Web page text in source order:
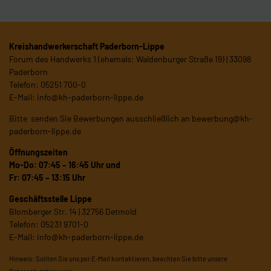
Kreishandwerkerschaft Paderborn-Lippe
Forum des Handwerks 1 (ehemals: Waldenburger Straße 19) | 33098
Paderborn
Telefon: 05251 700-0
E-Mail: info@kh-paderborn-lippe.de
Bitte senden Sie Bewerbungen ausschließlich an bewerbung@kh-
paderborn-lippe.de
Öffnungszeiten
Mo-Do: 07:45 – 16:45 Uhr und
Fr: 07:45 – 13:15 Uhr
Geschäftsstelle Lippe
Blomberger Str. 14 | 32756 Detmold
Telefon: 05231 9701-0
E-Mail: info@kh-paderborn-lippe.de
Hinweis: Sollten Sie uns per E-Mail kontaktieren, beachten Sie bitte unsere